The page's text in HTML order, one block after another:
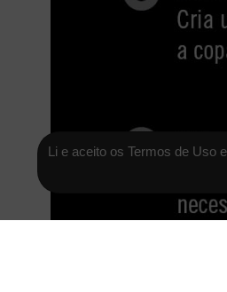
Li e aceito os Termos de Uso